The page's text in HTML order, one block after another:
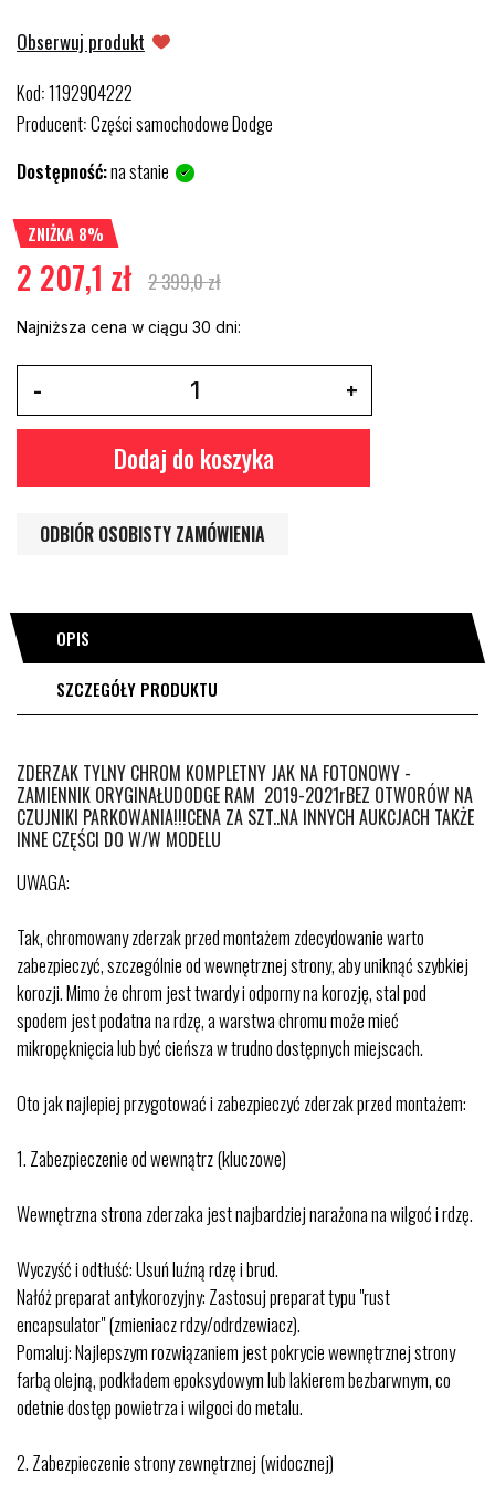
Obserwuj produkt
Kod:1192904222
Producent:Części samochodowe Dodge
Dostępność:na stanie
ZNIŻKA 8%
2 207,1 zł 2 399,0 zł
Najniższa cena w ciągu 30 dni:
Dodaj do koszyka
ODBIÓR OSOBISTY ZAMÓWIENIA
OPIS
SZCZEGÓŁY PRODUKTU
ZDERZAK TYLNY CHROM KOMPLETNY JAK NA FOTONOWY -
ZAMIENNIK ORYGINAŁUDODGE RAM 2019-2021rBEZ OTWORÓW NA
CZUJNIKI PARKOWANIA!!!CENA ZA SZT..NA INNYCH AUKCJACH TAKŻE
INNE CZĘŚCI DO W/W MODELU
UWAGA:
Tak, chromowany zderzak przed montażem zdecydowanie warto
zabezpieczyć, szczególnie od wewnętrznej strony, aby uniknąć szybkiej
korozji. Mimo że chrom jest twardy i odporny na korozję, stal pod
spodem jest podatna na rdzę, a warstwa chromu może mieć
mikropęknięcia lub być cieńsza w trudno dostępnych miejscach.
Oto jak najlepiej przygotować i zabezpieczyć zderzak przed montażem:
1.⁠ ⁠Zabezpieczenie od wewnątrz (kluczowe)
Wewnętrzna strona zderzaka jest najbardziej narażona na wilgoć i rdzę.
Wyczyść i odtłuść: Usuń luźną rdzę i brud.
Nałóż preparat antykorozyjny: Zastosuj preparat typu "rust
encapsulator" (zmieniacz rdzy/odrdzewiacz).
Pomaluj: Najlepszym rozwiązaniem jest pokrycie wewnętrznej strony
farbą olejną, podkładem epoksydowym lub lakierem bezbarwnym, co
odetnie dostęp powietrza i wilgoci do metalu.
2.⁠ ⁠Zabezpieczenie strony zewnętrznej (widocznej)